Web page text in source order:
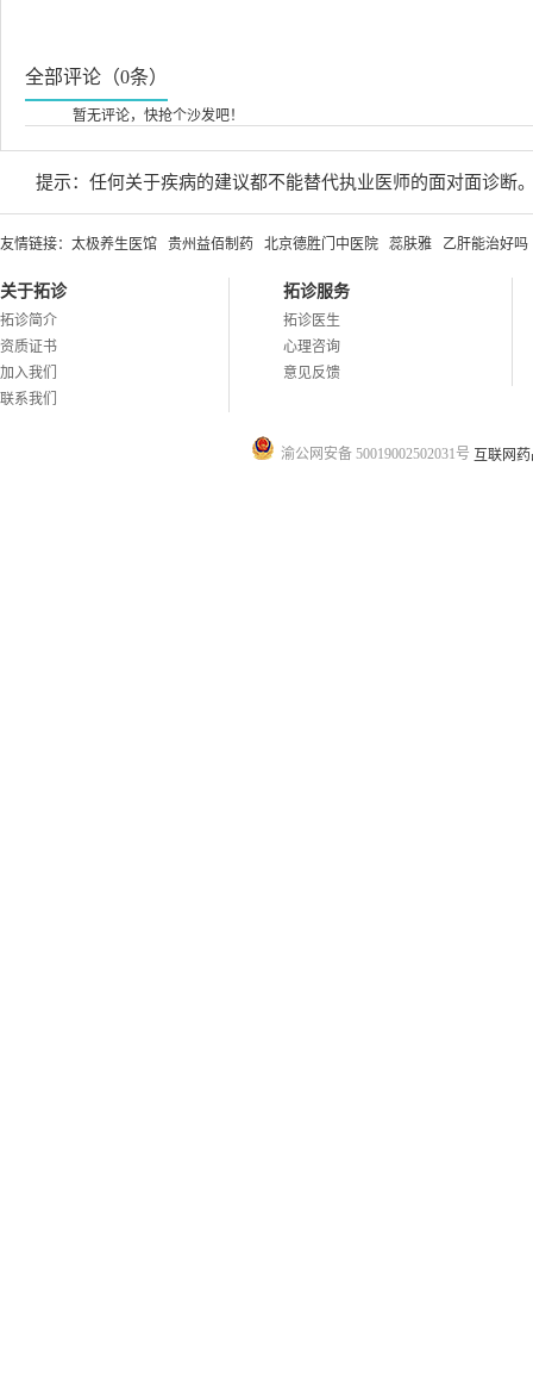
全部评论（0条）
暂无评论，快抢个沙发吧！
提示：任何关于疾病的建议都不能替代执业医师的面对面诊断
友情链接： 太极养生医馆 贵州益佰制药 北京德胜门中医院 蕊肤雅 乙肝能治好吗
关于拓诊
拓诊简介
资质证书
加入我们
联系我们
拓诊服务
拓诊医生
心理咨询
意见反馈
渝公网安备 50019002502031号 互联网